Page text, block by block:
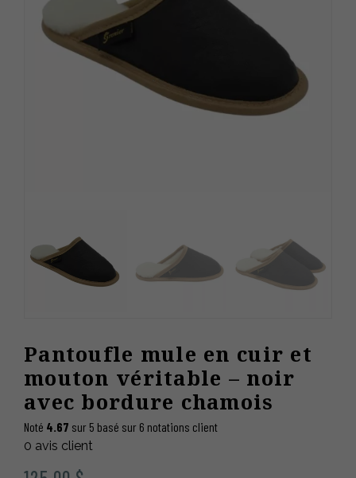
Pantoufle mule en cuir et
mouton véritable – noir
avec bordure chamois
Noté 4.67 sur 5 basé sur 6 notations client
0 avis client